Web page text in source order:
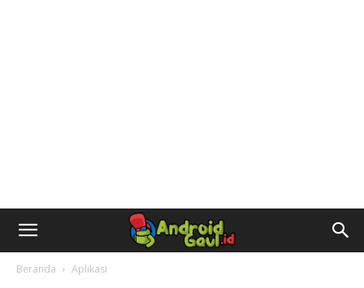
AndroidGaul.id
Beranda Aplikasi